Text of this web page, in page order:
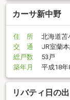
カーサ新中野
住 所
北海道苫
交 通
JR室蘭
総戸数
53戸
築年月
平成18年
リバティ日の出